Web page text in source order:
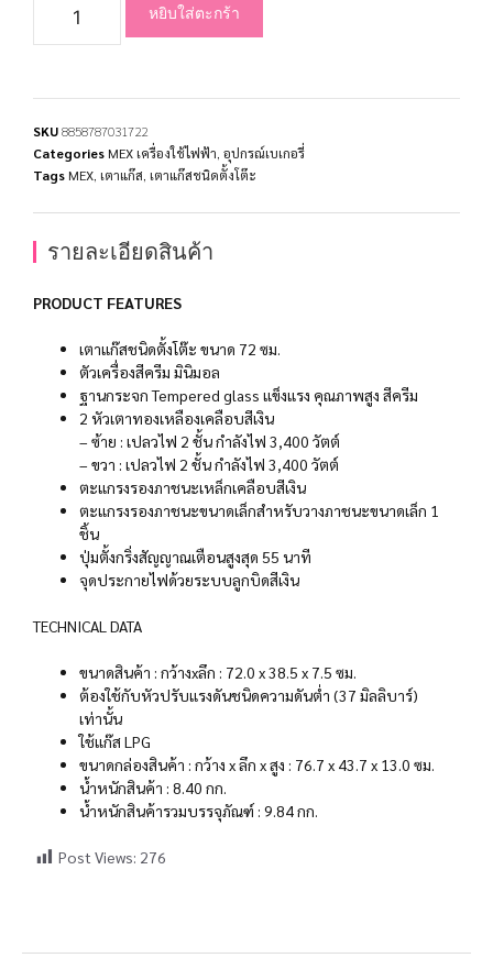
หยิบใส่ตะกร้า
SKU8858787031722
Categories MEX เครื่องใช้ไฟฟ้า อุปกรณ์เบเกอรี่
Tags MEX เตาแก๊ส เตาแก๊สชนิดตั้งโต๊ะ
รายละเอียดสินค้า
PRODUCT FEATURES
เตาแก๊สชนิดตั้งโต๊ะ ขนาด 72 ซม.
ตัวเครื่องสีครีม มินิมอล
ฐานกระจก Tempered glass แข็งแรง คุณภาพสูง สีครีม
2 หัวเตาทองเหลืองเคลือบสีเงิน
– ซ้าย : เปลวไฟ 2 ชั้น กำลังไฟ 3,400 วัตต์
– ขวา : เปลวไฟ 2 ชั้น กำลังไฟ 3,400 วัตต์
ตะแกรงรองภาชนะเหล็กเคลือบสีเงิน
ตะแกรงรองภาชนะขนาดเล็กสำหรับวางภาชนะขนาดเล็ก 1
ชิ้น
ปุ่มตั้งกริ่งสัญญาณเตือนสูงสุด 55 นาที
จุดประกายไฟด้วยระบบลูกบิดสีเงิน
TECHNICAL DATA
ขนาดสินค้า : กว้างxลึก : 72.0 x 38.5 x 7.5 ซม.
ต้องใช้กับหัวปรับแรงดันชนิดความดันต่ำ (37 มิลลิบาร์)
เท่านั้น
ใช้แก๊ส LPG
ขนาดกล่องสินค้า : กว้าง x ลึก x สูง : 76.7 x 43.7 x 13.0 ซม.
น้ำหนักสินค้า : 8.40 กก.
น้ำหนักสินค้ารวมบรรจุภัณฑ์ : 9.84 กก.
Post Views: 276